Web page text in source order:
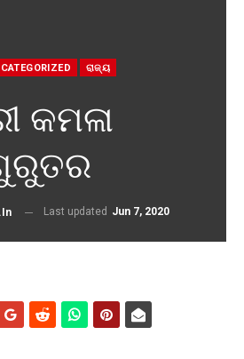
ରାଜ୍ୟ
କମଳା
Last updated Jun 7, 2020